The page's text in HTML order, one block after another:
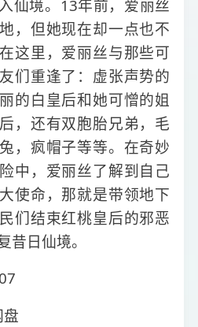
仙境。13年前，爱丽丝
，但她现在却一点也不
这里，爱丽丝与那些可
们重逢了：虚张声势的
的白皇后和她可憎的姐
，还有双胞胎兄弟，毛
，疯帽子等等。在奇妙
中，爱丽丝了解到自己
使命，那就是带领地下
们结束红桃皇后的邪恶
昔日仙境。